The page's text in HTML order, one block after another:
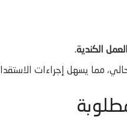
الكندية.
مما يسهل إجراءات